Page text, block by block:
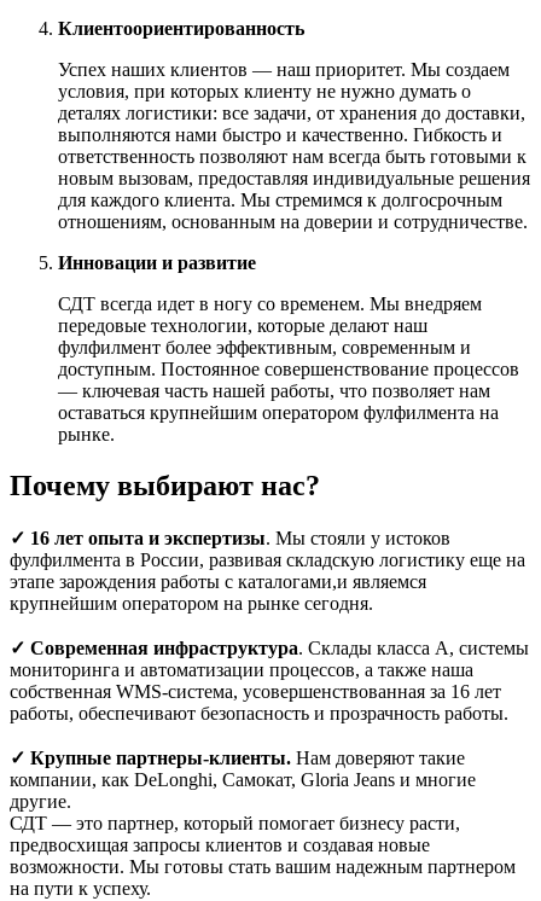
Клиентоориентированность
Успех наших клиентов — наш приоритет. Мы создаем
условия, при которых клиенту не нужно думать о
деталях логистики: все задачи, от хранения до доставки,
выполняются нами быстро и качественно. Гибкость и
ответственность позволяют нам всегда быть готовыми к
новым вызовам, предоставляя индивидуальные решения
для каждого клиента. Мы стремимся к долгосрочным
отношениям, основанным на доверии и сотрудничестве.
Инновации и развитие
СДТ всегда идет в ногу со временем. Мы внедряем
передовые технологии, которые делают наш
фулфилмент более эффективным, современным и
доступным. Постоянное совершенствование процессов
— ключевая часть нашей работы, что позволяет нам
оставаться крупнейшим оператором фулфилмента на
рынке.
Почему выбирают нас?
✓ 16 лет опыта и экспертизы. Мы стояли у истоков
фулфилмента в России, развивая складскую логистику еще на
этапе зарождения работы с каталогами,и являемся
крупнейшим оператором на рынке сегодня.
✓ Современная инфраструктура. Склады класса А, системы
мониторинга и автоматизации процессов, а также наша
собственная WMS-система, усовершенствованная за 16 лет
работы, обеспечивают безопасность и прозрачность работы.
✓ Крупные партнеры-клиенты. Нам доверяют такие
компании, как DeLonghi, Самокат, Gloria Jeans и многие
другие.
СДТ — это партнер, который помогает бизнесу расти,
предвосхищая запросы клиентов и создавая новые
возможности. Мы готовы стать вашим надежным партнером
на пути к успеху.